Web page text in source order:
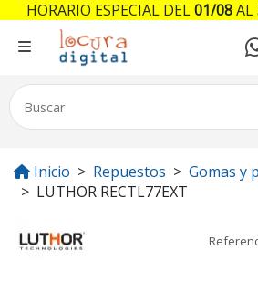
Inicio Repuestos
Gomas y
LUTHOR RECTL77EXT
HORARIO ESPECIAL DEL01/08AL